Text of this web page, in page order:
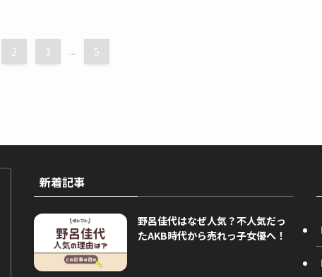
2 3 ... 5
新着記事
野呂佳代はなぜ人気？不人気だっ
たAKB時代から売れっ子女優へ！